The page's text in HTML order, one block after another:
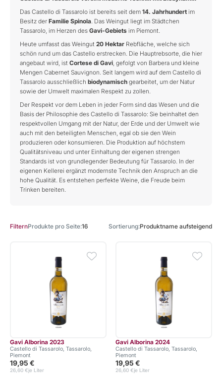
Das Castello di Tassarolo ist bereits seit dem 14. Jahrhundert im
Besitz der Familie Spinola. Das Weingut liegt im Städtchen
Tassarolo, im Herzen des Gavi-Gebiets im Piemont.
Heute umfasst das Weingut 20 Hektar Rebfläche, welche sich
schön rund um das Castello erstrecken. Die Hauptrebsorte, die hier
angebaut wird, ist Cortese di Gavi, gefolgt von Barbera und kleine
Mengen Cabernet Sauvignon. Seit langem wird auf dem Castello di
Tassarolo ausschließlich biodynamisch gearbeitet, um der Natur
sowie der Umwelt maximalen Respekt zu zollen.
Der Respekt vor dem Leben in jeder Form sind das Wesen und die
Basis der Philosophie des Castello di Tassarolo: Sie beinhaltet den
respektvollen Umgang mit der Natur, der Erde und der Umwelt wie
auch mit den beteiligten Menschen, egal ob sie den Wein
produzieren oder konsumieren. Die Produktion auf höchstem
Qualitätsniveau und unter Einhaltung der eigenen strengen
Standards ist von grundlegender Bedeutung für Tassarolo. In der
eigenen Kellerei ergänzt modernste Technik den Anspruch an die
hohe Qualität. Es entstehen perfekte Weine, die Freude beim
Trinken bereiten.
FilternProdukte pro Seite 16 Sortierung Produktname aufsteigend
Gavi Alborina 2023
Castello di Tassarolo, Tassarolo,
Piemont
19,95 €
je Liter
26,60 €
Gavi Alborina 2024
Castello di Tassarolo, Tassarolo,
Piemont
19,95 €
je Liter
26,60 €